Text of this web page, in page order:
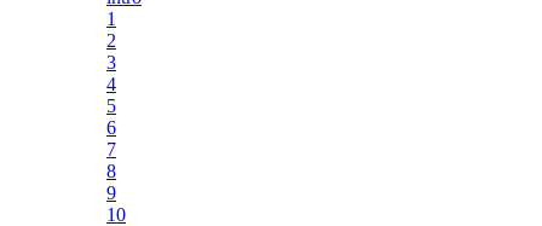
1
2
3
4
5
6
7
8
9
10